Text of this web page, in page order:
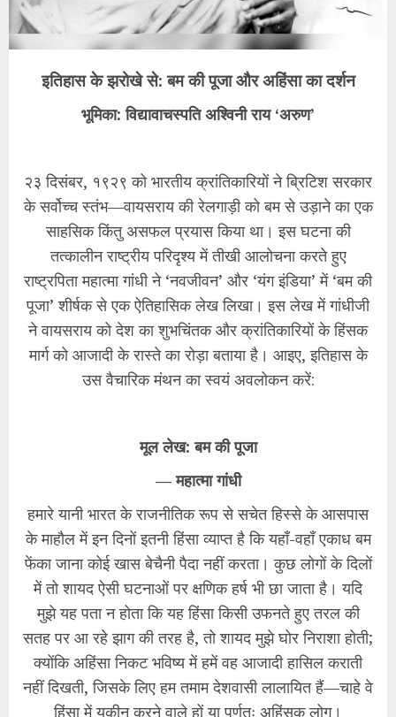
इतिहास के झरोखे से: बम की पूजा और अहिंसा का दर्शन
​भूमिका: विद्यावाचस्पति अश्विनी राय ‘अरुण’
२३ दिसंबर, १९२९ को भारतीय क्रांतिकारियों ने ब्रिटिश सरकार
के सर्वोच्च स्तंभ—वायसराय की रेलगाड़ी को बम से उड़ाने का एक
साहसिक किंतु असफल प्रयास किया था। इस घटना की
तत्कालीन राष्ट्रीय परिदृश्य में तीखी आलोचना करते हुए
राष्ट्रपिता महात्मा गांधी ने ‘नवजीवन’ और ‘यंग इंडिया’ में ‘बम की
पूजा’ शीर्षक से एक ऐतिहासिक लेख लिखा। इस लेख में गांधीजी
ने वायसराय को देश का शुभचिंतक और क्रांतिकारियों के हिंसक
मार्ग को आजादी के रास्ते का रोड़ा बताया है। आइए, इतिहास के
उस वैचारिक मंथन का स्वयं अवलोकन करें:
​मूल लेख: बम की पूजा
​— महात्मा गांधी
​हमारे यानी भारत के राजनीतिक रूप से सचेत हिस्से के आसपास
के माहौल में इन दिनों इतनी हिंसा व्याप्त है कि यहाँ-वहाँ एकाध बम
फेंका जाना कोई खास बेचैनी पैदा नहीं करता। कुछ लोगों के दिलों
में तो शायद ऐसी घटनाओं पर क्षणिक हर्ष भी छा जाता है। यदि
मुझे यह पता न होता कि यह हिंसा किसी उफनते हुए तरल की
सतह पर आ रहे झाग की तरह है, तो शायद मुझे घोर निराशा होती;
क्योंकि अहिंसा निकट भविष्य में हमें वह आजादी हासिल कराती
नहीं दिखती, जिसके लिए हम तमाम देशवासी लालायित हैं—चाहे वे
हिंसा में यकीन करने वाले हों या पूर्णतः अहिंसक लोग।